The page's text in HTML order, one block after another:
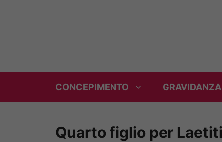
CONCEPIMENTO GRAVIDANZA
Quarto figlio per